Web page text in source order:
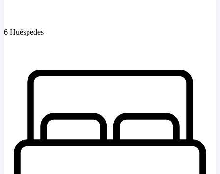
6 Huéspedes